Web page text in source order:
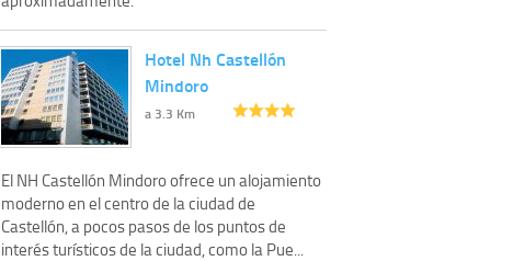
Hotel Nh Castellón
Mindoro
a 3.3 Km
El NH Castellón Mindoro ofrece un alojamiento
moderno en el centro de la ciudad de
Castellón, a pocos pasos de los puntos de
interés turísticos de la ciudad, como la Pue...